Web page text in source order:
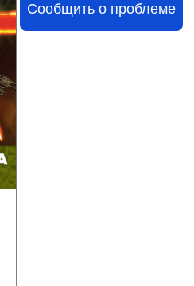
Сообщить о проблеме